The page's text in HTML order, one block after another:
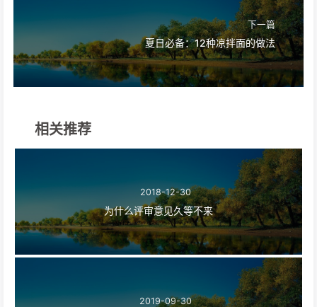
下一篇
夏日必备：12种凉拌面的做法
相关推荐
2018-12-30
为什么评审意见久等不来
2019-09-30